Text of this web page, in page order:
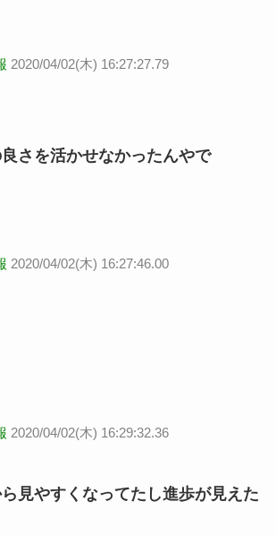
2020/04/02(木) 16:27:27.79
さを活かせなかったんやで
2020/04/02(木) 16:27:46.00
2020/04/02(木) 16:29:32.36
見やすくなってたし進歩が見えた